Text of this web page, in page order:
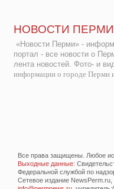
НОВОСТИ ПЕРМИ
«Новости Перми» -
портал - все новости о
лента новостей. Фото- и
информации о городе Перми
Все права защищены. Любое
Выходные данные:
Федеральной службой по
Сетевое издание